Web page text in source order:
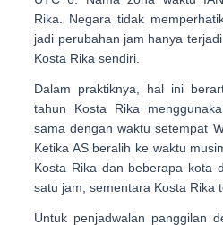
Rika . Negaratidak
jadi perubahan jam hanya
Kosta Rika sendiri.
Dalam praktiknya, hal ini
tahun Kosta Rika
sama dengan waktu setempat
Ketika AS beralih ke waktu
Kosta Rika dan beberapa kota
satu jam, sementara Kosta Rika
Untuk penjadwalan panggilan